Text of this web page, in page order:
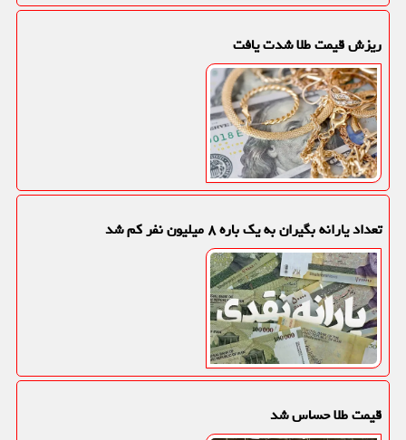
ریزش قیمت طلا شدت یافت
تعداد یارانه بگیران به یک باره ۸ میلیون نفر کم شد
قیمت طلا حساس شد